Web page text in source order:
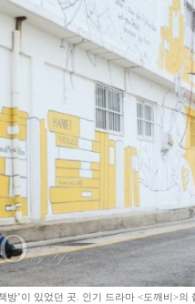
’이 있었던 곳. 인기 드라마 <도깨비>의